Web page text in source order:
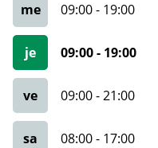
me 09:00- 19:00
je 09:00- 19:00
ve 09:00-21:00
sa 08:00- 17:00